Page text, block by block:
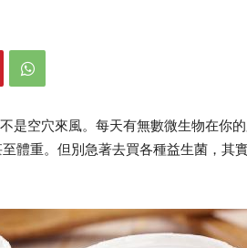
是空穴來風。每天有無數微生物在你
體重。但別急著去買各種益生菌，其